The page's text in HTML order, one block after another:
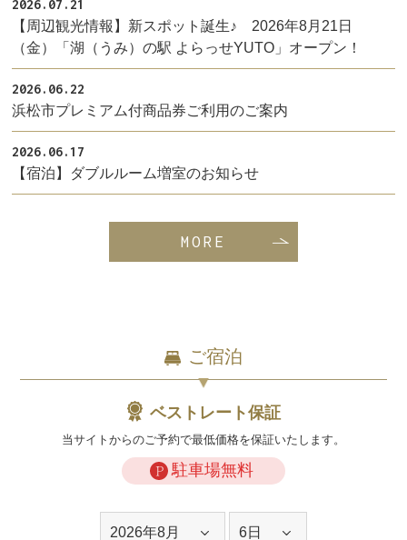
2026.07.21
【周辺観光情報】新スポット誕生♪ 2026年8月21日
（金）「湖（うみ）の駅 よらっせYUTO」オープン！
2026.06.22
浜松市プレミアム付商品券ご利用のご案内
2026.06.17
【宿泊】ダブルルーム増室のお知らせ
MORE
ご宿泊
ベストレート保証
当サイトからのご予約で最低価格を保証いたします。
駐車場無料